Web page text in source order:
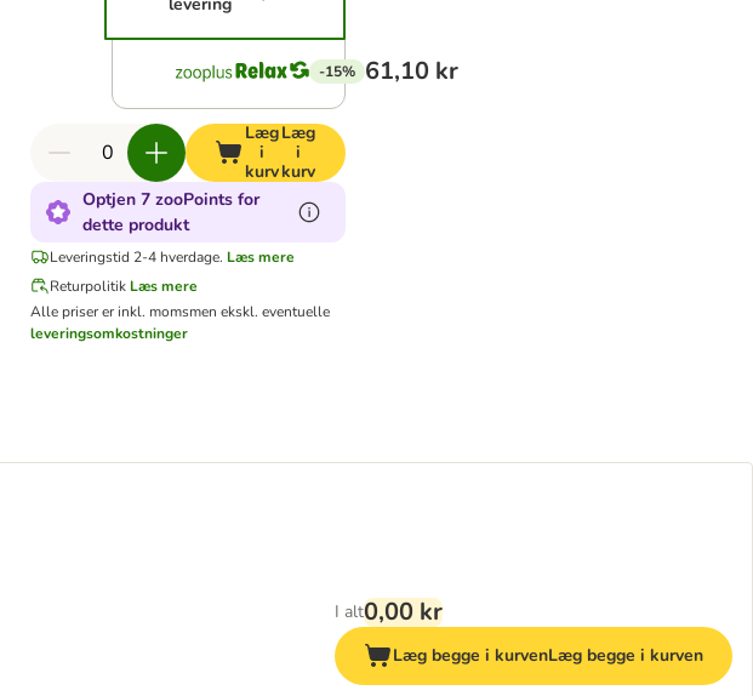
-15% 61,10 kr
Læg
i
kurv
Læg
i
kurv
Optjen 7 zooPoints for
dette produkt
Leveringstid 2-4 hverdage. Læs mere
Returpolitik Læs mere
Alle priser er inkl. momsmen ekskl. eventuelle
leveringsomkostninger
I alt0,00 kr
Læg begge i kurvenLæg begge i kurven